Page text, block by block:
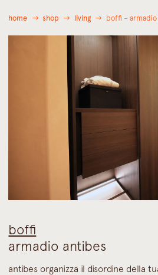
home shop living boffi – armadio
boffi
armadio antibes
antibes organizza il disordine della